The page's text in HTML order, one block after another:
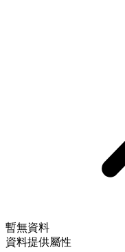
暫無資料
資料提供屬性